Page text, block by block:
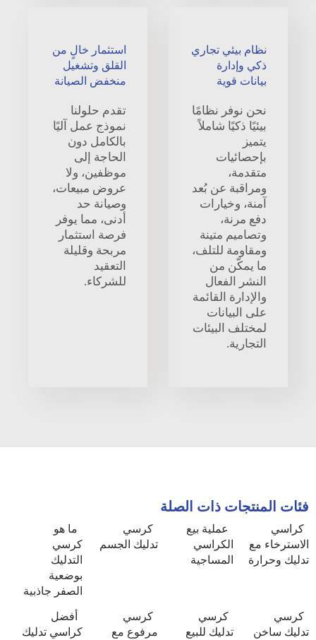
نظام بيئي تجاري
ذكي وإدارة
بيانات قوية
نحن نوفر نظامًا
بيئيًا ذكيًا شاملاً
يتميز
بإحصائيات
متقدمة،
ومراقبة عن بُعد
آمنة، وخيارات
دفع مرنة،
وتصاميم متينة
ومقاومة للتلف،
ما يمكّن من
النشر الفعال
والإدارة القائمة
على البيانات
لمختلف البيئات
التجارية.
استثمار خالٍ من
القلق وتشغيل
منخفض الصيانة
تقدم حلولنا
نموذج عمل آليًا
بالكامل دون
الحاجة إلى
موظفين، ولا
عروض مبيعات،
وصيانة حد
أدنى، مما يوفر
فرصة استثمار
مربحة وقليلة
التعقيد
للشركاء.
فئات المنتجات ذات الصلة
كراسي
الاسترخاء مع
تدليك وحرارة
عملية بيع
الكراسي
المساجية
كرسي
تدليك الجسم
ما هو
كرسي
التدليك
بوضعية
الصفر جاذبية
كرسي
تدليك ساخن
كرسي
تدليك للبيع
كرسي
مرفوع مع
أفضل
كراسي تدليك